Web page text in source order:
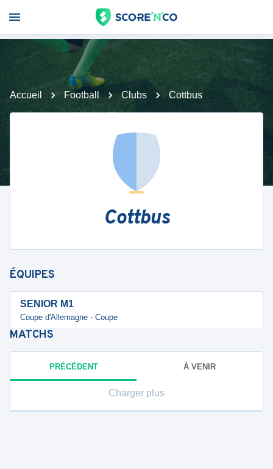
Accueil Football Clubs Cottbus
Cottbus
ÉQUIPES
SENIOR M1
Coupe d'Allemagne - Coupe
MATCHS
PRÉCÉDENT À VENIR
Charger plus